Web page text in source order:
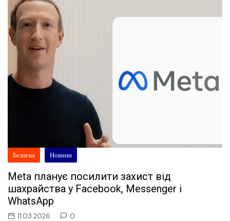
Безпека Новини
Meta планує посилити захист від
шахрайства у Facebook, Messenger і
WhatsApp
11.03.2026 0